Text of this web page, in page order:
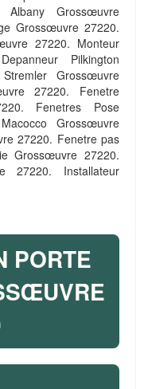
Grossœuvre
Grossœuvre 27220.
27220. Monteur
Pilkington
Grossœuvre
27220. Fenetre
Fenetres Pose
Grossœuvre
27220. Fenetre pas
Grossœuvre 27220.
27220. Installateur
PORTE